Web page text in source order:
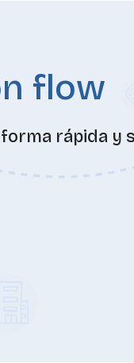
flow
rápida y